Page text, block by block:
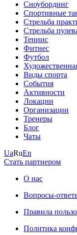
Сноубординг
Спортивные
Стрельба
Стрельба
Теннис
Фитнес
Футбол
Виды спорта
События
Активности
Локации
Организации
Тренеры
Блог
Чаты
UaRuEn
Стать партнером
О нас
Вопросы-
Правила
Политика